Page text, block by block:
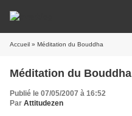
Accueil » Méditation du Bouddha
Méditation du Bouddha
Publié le 07/05/2007 à 16:52
Par Attitudezen